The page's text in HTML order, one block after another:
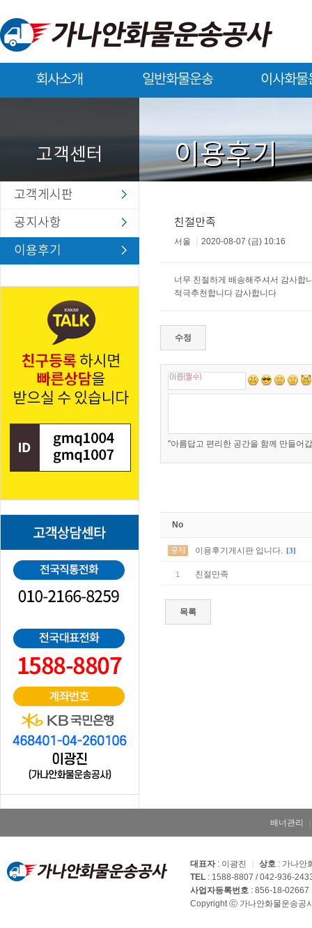
회사소개 일반화물운송 이사화물
고객센터 이용후기
고객게시판
공지사항
이용후기
친절만족
서울 2020-08-07 (금) 10:16
너무 친절하게 배송해주셔서 감사합
적극추천합니다 감사합니다
수정
"아름답고 편리한 공간을 함께 만들어
No
이용후기게시판 입니다. [3]
1 친절만족
목록
배너관리
대표자: 이광진 상호 : 가나안
TEL : 1588-8807 / 042-936-
사업자등록번호 : 856-18-02667
Copyright ⓒ 가나안화물운송공